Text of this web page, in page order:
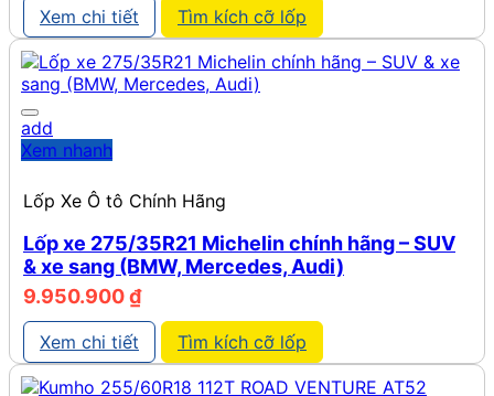
Xem chi tiết Tìm kích cỡ lốp
add
Xem nhanh
Lốp Xe Ô tô Chính Hãng
Lốp xe 275/35R21 Michelin chính hãng – SUV
& xe sang (BMW, Mercedes, Audi)
9.950.900₫
Xem chi tiết Tìm kích cỡ lốp